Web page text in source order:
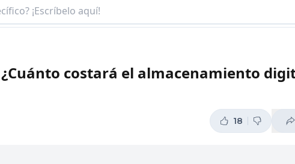
costará el almacenamiento
18